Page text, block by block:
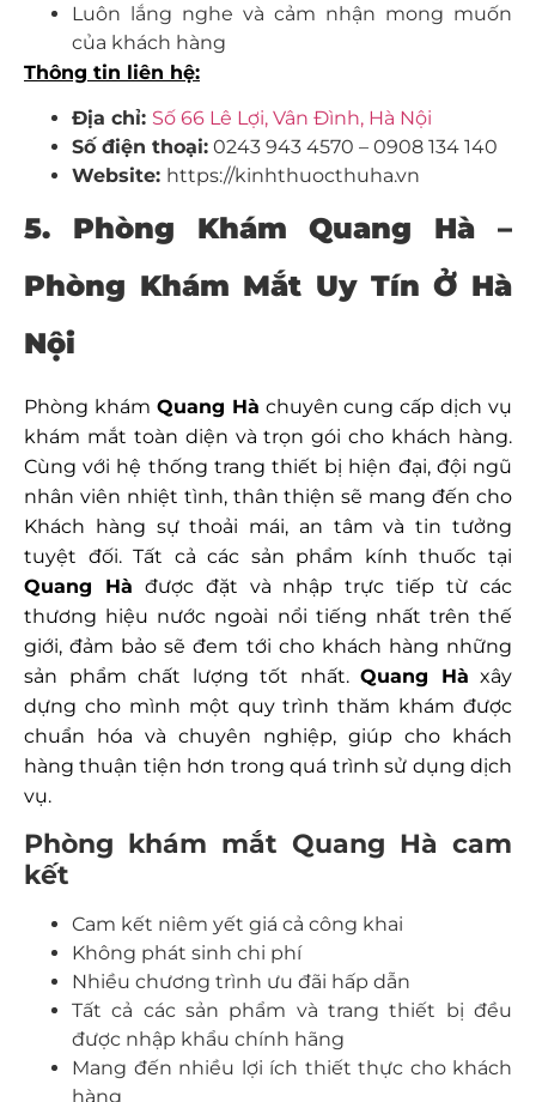
Luôn lắng nghe và cảm nhận mong muốn
của khách hàng
Thông tin liên hệ:
Địa chỉ: Số 66 Lê Lợi, Vân Đình, Hà Nội
Số điện thoại: 0243 943 4570 – 0908 134 140
Website: https://kinhthuocthuha.vn
5. Phòng Khám Quang Hà –
Phòng Khám Mắt Uy Tín Ở Hà
Nội
Phòng khám Quang Hà chuyên cung cấp dịch vụ
khám mắt toàn diện và trọn gói cho khách hàng.
Cùng với hệ thống trang thiết bị hiện đại, đội ngũ
nhân viên nhiệt tình, thân thiện sẽ mang đến cho
Khách hàng sự thoải mái, an tâm và tin tưởng
tuyệt đối. Tất cả các sản phẩm kính thuốc tại
Quang Hà được đặt và nhập trực tiếp từ các
thương hiệu nước ngoài nổi tiếng nhất trên thế
giới, đảm bảo sẽ đem tới cho khách hàng những
sản phẩm chất lượng tốt nhất. Quang Hà xây
dựng cho mình một quy trình thăm khám được
chuẩn hóa và chuyên nghiệp, giúp cho khách
hàng thuận tiện hơn trong quá trình sử dụng dịch
vụ.
Phòng khám mắt Quang Hà cam
kết
Cam kết niêm yết giá cả công khai
Không phát sinh chi phí
Nhiều chương trình ưu đãi hấp dẫn
Tất cả các sản phẩm và trang thiết bị đều
được nhập khẩu chính hãng
Mang đến nhiều lợi ích thiết thực cho khách
hàng